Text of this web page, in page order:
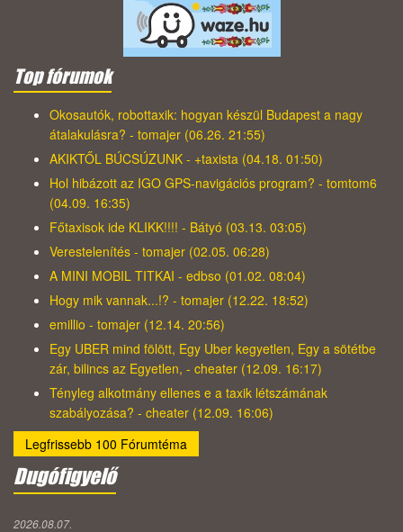
Top fórumok
Okosautók, robottaxik: hogyan készül Budapest a nagy
átalakulásra? - tomajer (06.26. 21:55)
AKIKTŐL BÚCSÚZUNK - +taxista (04.18. 01:50)
Hol hibázott az IGO GPS-navigációs program? - tomtom6
(04.09. 16:35)
Főtaxisok ide KLIKK!!!! - Bátyó (03.13. 03:05)
Verestelenítés - tomajer (02.05. 06:28)
A MINI MOBIL TITKAI - edbso (01.02. 08:04)
Hogy mik vannak...!? - tomajer (12.22. 18:52)
emillio - tomajer (12.14. 20:56)
Egy UBER mind fölött, Egy Uber kegyetlen, Egy a sötétbe
zár, bilincs az Egyetlen, - cheater (12.09. 16:17)
Tényleg alkotmány ellenes e a taxik létszámának
szabályozása? - cheater (12.09. 16:06)
Legfrissebb 100 Fórumtéma
Dugófigyelő
2026.08.07.